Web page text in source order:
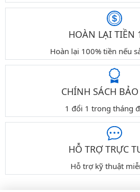
HOÀN LẠI TIỀN
Hoàn lại 100% tiền nếu
CHÍNH SÁCH
1 đổi 1 trong tháng
HỖ TRỢ TRỰC
Hỗ trợ kỹ thuật